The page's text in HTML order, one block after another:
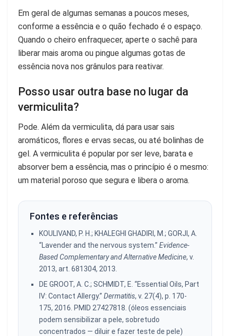
Em geral de algumas semanas a poucos meses,
conforme a essência e o quão fechado é o espaço.
Quando o cheiro enfraquecer, aperte o sachê para
liberar mais aroma ou pingue algumas gotas de
essência nova nos grânulos para reativar.
Posso usar outra base no lugar da
vermiculita?
Pode. Além da vermiculita, dá para usar sais
aromáticos, flores e ervas secas, ou até bolinhas de
gel. A vermiculita é popular por ser leve, barata e
absorver bem a essência, mas o princípio é o mesmo:
um material poroso que segura e libera o aroma.
Fontes e referências
KOULIVAND, P. H.; KHALEGHI GHADIRI, M.; GORJI, A.
“Lavender and the nervous system.” Evidence-
Based Complementary and Alternative Medicine, v.
2013, art. 681304, 2013.
DE GROOT, A. C.; SCHMIDT, E. “Essential Oils, Part
IV: Contact Allergy.” Dermatitis, v. 27(4), p. 170-
175, 2016. PMID 27427818. (óleos essenciais
podem sensibilizar a pele, sobretudo
concentrados — diluir e fazer teste de pele)